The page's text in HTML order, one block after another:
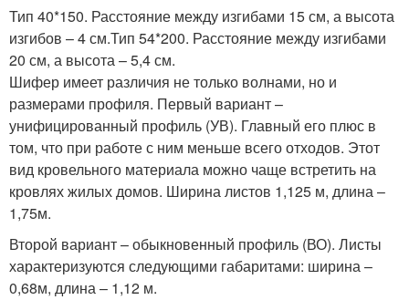
Тип 40*150. Расстояние между изгибами 15 см, а высота
изгибов – 4 см.Тип 54*200. Расстояние между изгибами
20 см, а высота – 5,4 см.
Шифер имеет различия не только волнами, но и
размерами профиля. Первый вариант –
унифицированный профиль (УВ). Главный его плюс в
том, что при работе с ним меньше всего отходов. Этот
вид кровельного материала можно чаще встретить на
кровлях жилых домов. Ширина листов 1,125 м, длина –
1,75м.
Второй вариант – обыкновенный профиль (ВО). Листы
характеризуются следующими габаритами: ширина –
0,68м, длина – 1,12 м.